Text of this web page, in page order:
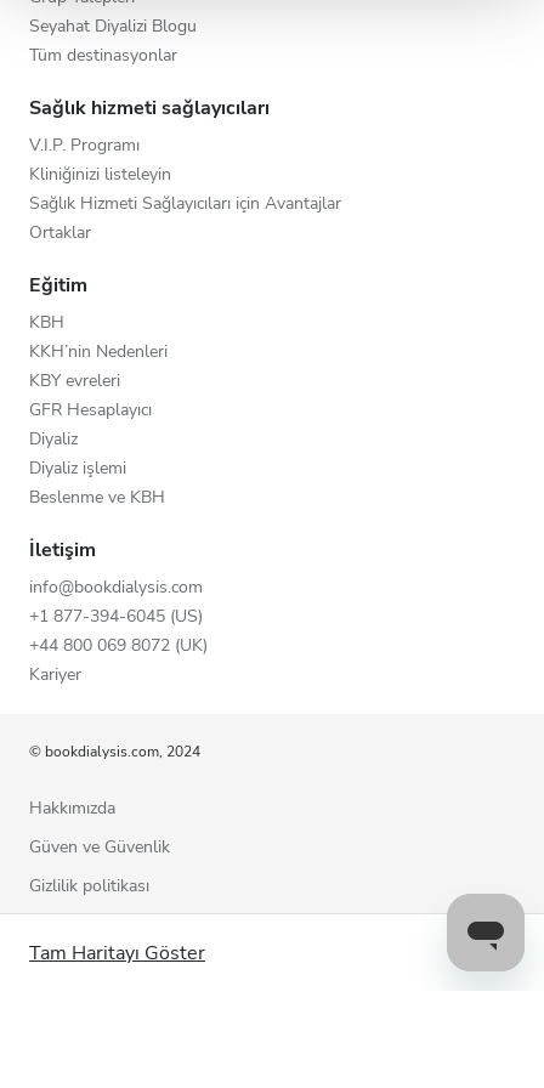
Tam Haritayı Göster
Seyahat Diyalizi Blogu
Tüm destinasyonlar
Sağlık hizmeti sağlayıcıları
V.I.P. Programı
Kliniğinizi listeleyin
Sağlık Hizmeti Sağlayıcıları için Avantajlar
Ortaklar
Eğitim
KBH
KKH’nin Nedenleri
KBY evreleri
GFR Hesaplayıcı
Diyaliz
Diyaliz işlemi
Beslenme ve KBH
İletişim
info@bookdialysis.com
+1 877-394-6045 (US)
+44 800 069 8072 (UK)
Kariyer
© bookdialysis.com, 2024
Hakkımızda
Güven ve Güvenlik
Gizlilik politikası
Çerez politikası